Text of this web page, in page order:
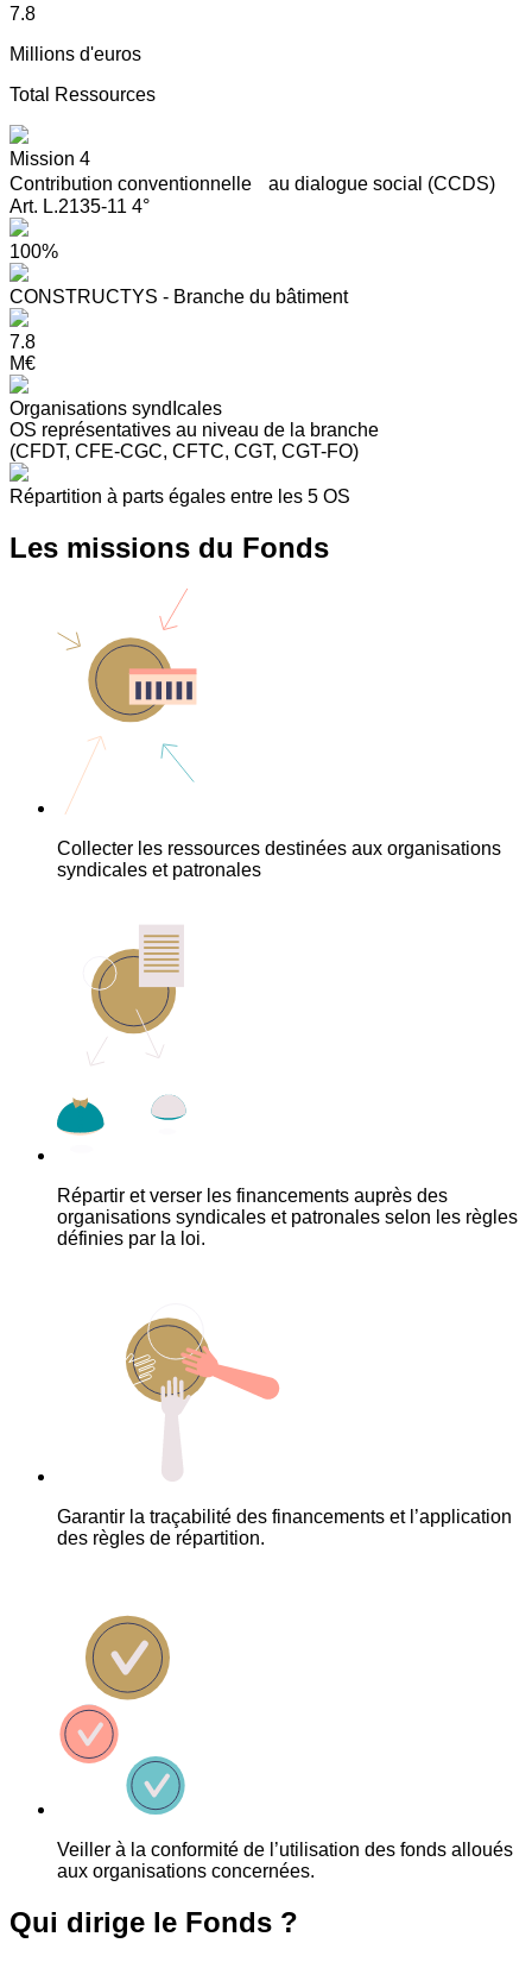
7.8
Millions d'euros
Total Ressources
Mission 4
Contribution conventionnelle au dialogue social (CCDS)
Art. L.2135-11 4°
100%
CONSTRUCTYS - Branche du bâtiment
7.8
M€
Organisations syndIcales
OS représentatives au niveau de la branche
(CFDT, CFE-CGC, CFTC, CGT, CGT-FO)
Répartition à parts égales entre les 5 OS
Les missions du Fonds
Collecter les ressources destinées aux organisations
syndicales et patronales
Répartir et verser les financements auprès des
organisations syndicales et patronales selon les règles
définies par la loi.
Garantir la traçabilité des financements et l’application
des règles de répartition.
Veiller à la conformité de l’utilisation des fonds alloués
aux organisations concernées.
Qui dirige le Fonds ?